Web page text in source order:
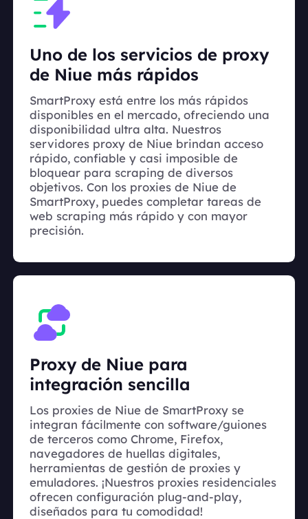
Uno de los servicios de proxy
de Niue más rápidos
SmartProxy está entre los más rápidos
disponibles en el mercado, ofreciendo una
disponibilidad ultra alta. Nuestros
servidores proxy de Niue brindan acceso
rápido, confiable y casi imposible de
bloquear para scraping de diversos
objetivos. Con los proxies de Niue de
SmartProxy, puedes completar tareas de
web scraping más rápido y con mayor
precisión.
Proxy de Niue para
integración sencilla
Los proxies de Niue de SmartProxy se
integran fácilmente con software/guiones
de terceros como Chrome, Firefox,
navegadores de huellas digitales,
herramientas de gestión de proxies y
emuladores. ¡Nuestros proxies residenciales
ofrecen configuración plug-and-play,
diseñados para tu comodidad!